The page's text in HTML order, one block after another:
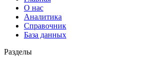
О нас
Аналитика
Справочник
База данных
Разделы